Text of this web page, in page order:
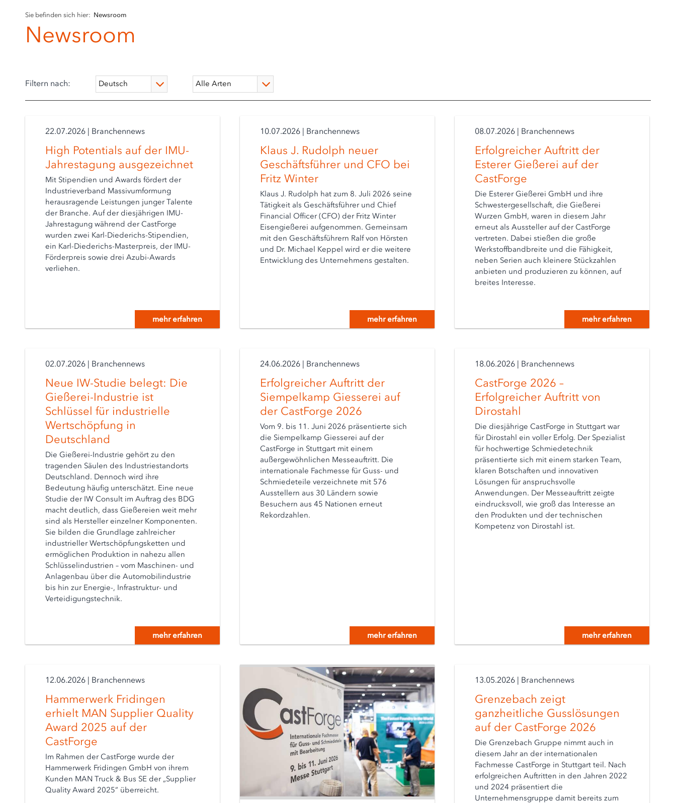
Sie befinden sich hier: Newsroom
Newsroom
Filtern nach:
22.07.2026 | Branchennews
High Potentials auf der IMU-
Jahrestagung ausgezeichnet
Mit Stipendien und Awards fördert der
Industrieverband Massivumformung
herausragende Leistungen junger Talente
der Branche. Auf der diesjährigen IMU-
Jahrestagung während der CastForge
wurden zwei Karl-Diederichs-Stipendien,
ein Karl-Diederichs-Masterpreis, der IMU-
Förderpreis sowie drei Azubi-Awards
verliehen.
mehr erfahren
10.07.2026| Branchennews
Klaus J. Rudolph neuer
Geschäftsführer und CFO bei
Fritz Winter
Klaus J. Rudolph hat zum 8. Juli 2026 seine
Tätigkeit als Geschäftsführer und Chief
Financial Officer (CFO) der Fritz Winter
Eisengießerei aufgenommen. Gemeinsam
mit den Geschäftsführern Ralf von Hörsten
und Dr. Michael Keppel wird er die weitere
Entwicklung des Unternehmens gestalten.
mehr erfahren
08.07.2026| Branchennews
Erfolgreicher Auftritt der
Esterer Gießerei auf der
CastForge
Die Esterer Gießerei GmbH und ihre
Schwestergesellschaft, die Gießerei
Wurzen GmbH, waren in diesem Jahr
erneut als Aussteller auf der CastForge
vertreten. Dabei stießen die große
Werkstoffbandbreite und die Fähigkeit,
neben Serien auch kleinere Stückzahlen
anbieten und produzieren zu können, auf
breites Interesse.
mehr erfahren
02.07.2026 | Branchennews
Neue IW-Studie belegt: Die
Gießerei-Industrie ist
Schlüssel für industrielle
Wertschöpfung in
Deutschland
Die Gießerei-Industrie gehört zu den
tragenden Säulen des Industriestandorts
Deutschland. Dennoch wird ihre
Bedeutung häufig unterschätzt. Eine neue
Studie der IW Consult im Auftrag des BDG
macht deutlich, dass Gießereien weit mehr
sind als Hersteller einzelner Komponenten.
Sie bilden die Grundlage zahlreicher
industrieller Wertschöpfungsketten und
ermöglichen Produktion in nahezu allen
Schlüsselindustrien – vom Maschinen- und
Anlagenbau über die Automobilindustrie
bis hin zur Energie-, Infrastruktur- und
Verteidigungstechnik.
mehr erfahren
24.06.2026| Branchennews
Erfolgreicher Auftritt der
Siempelkamp Giesserei auf
der CastForge 2026
Vom 9. bis 11. Juni 2026 präsentierte sich
die Siempelkamp Giesserei auf der
CastForge in Stuttgart mit einem
außergewöhnlichen Messeauftritt. Die
internationale Fachmesse für Guss- und
Schmiedeteile verzeichnete mit 576
Ausstellern aus 30 Ländern sowie
Besuchern aus 45 Nationen erneut
Rekordzahlen.
mehr erfahren
18.06.2026| Branchennews
CastForge 2026 –
Erfolgreicher Auftritt von
Dirostahl
Die diesjährige CastForge in Stuttgart war
für Dirostahl ein voller Erfolg. Der Spezialist
für hochwertige Schmiedetechnik
präsentierte sich mit einem starken Team,
klaren Botschaften und innovativen
Lösungen für anspruchsvolle
Anwendungen. Der Messeauftritt zeigte
eindrucksvoll, wie groß das Interesse an
den Produkten und der technischen
Kompetenz von Dirostahl ist.
mehr erfahren
12.06.2026 | Branchennews
Hammerwerk Fridingen
erhielt MAN Supplier Quality
Award 2025 auf der
CastForge
Im Rahmen der CastForge wurde der
Hammerwerk Fridingen GmbH von ihrem
Kunden MAN Truck & Bus SE der „Supplier
Quality Award 2025” überreicht.
13.05.2026| Branchennews
Grenzebach zeigt
ganzheitliche Gusslösungen
auf der CastForge 2026
Die Grenzebach Gruppe nimmt auch in
diesem Jahr an der internationalen
Fachmesse CastForge in Stuttgart teil. Nach
erfolgreichen Auftritten in den Jahren 2022
und 2024 präsentiert die
Unternehmensgruppe damit bereits zum